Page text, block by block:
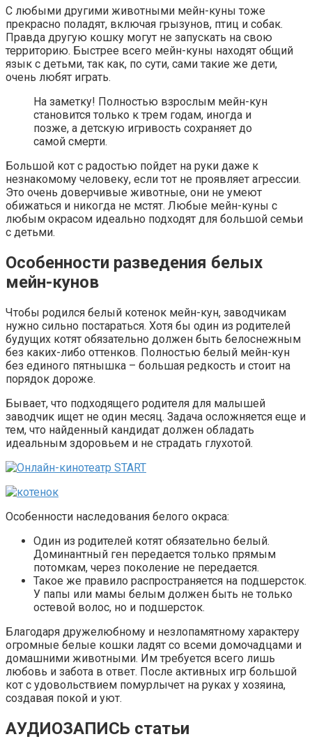
С любыми другими животными мейн-куны тоже
прекрасно поладят, включая грызунов, птиц и собак.
Правда другую кошку могут не запускать на свою
территорию. Быстрее всего мейн-куны находят общий
язык с детьми, так как, по сути, сами такие же дети,
очень любят играть.
На заметку! Полностью взрослым мейн-кун
становится только к трем годам, иногда и
позже, а детскую игривость сохраняет до
самой смерти.
Большой кот с радостью пойдет на руки даже к
незнакомому человеку, если тот не проявляет агрессии.
Это очень доверчивые животные, они не умеют
обижаться и никогда не мстят. Любые мейн-куны с
любым окрасом идеально подходят для большой семьи
с детьми.
Особенности разведения белых
мейн-кунов
Чтобы родился белый котенок мейн-кун, заводчикам
нужно сильно постараться. Хотя бы один из родителей
будущих котят обязательно должен быть белоснежным
без каких-либо оттенков. Полностью белый мейн-кун
без единого пятнышка – большая редкость и стоит на
порядок дороже.
Бывает, что подходящего родителя для малышей
заводчик ищет не один месяц. Задача осложняется еще и
тем, что найденный кандидат должен обладать
идеальным здоровьем и не страдать глухотой.
Особенности наследования белого окраса:
Один из родителей котят обязательно белый.
Доминантный ген передается только прямым
потомкам, через поколение не передается.
Такое же правило распространяется на подшерсток.
У папы или мамы белым должен быть не только
остевой волос, но и подшерсток.
Благодаря дружелюбному и незлопамятному характеру
огромные белые кошки ладят со всеми домочадцами и
домашними животными. Им требуется всего лишь
любовь и забота в ответ. После активных игр большой
кот с удовольствием помурлычет на руках у хозяина,
создавая покой и уют.
АУДИОЗАПИСЬ статьи